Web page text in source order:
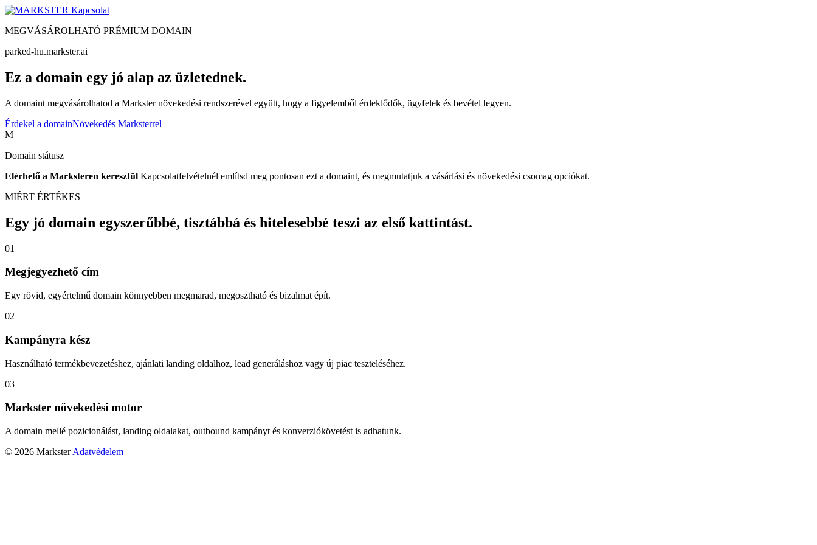
Kapcsolat
MEGVÁSÁROLHATÓ PRÉMIUM DOMAIN
parked-hu.markster.ai
Ez a domain egy jó alap az üzletednek.
A domaint megvásárolhatod a Markster növekedési rendszerével együtt, hogy a figyelemből érdeklődők, ügyfelek és bevétel legyen.
Érdekel a domainNövekedés Marksterrel
M
Domain státusz
Elérhető a Marksteren keresztül Kapcsolatfelvételnél említsd meg pontosan ezt a domaint, és megmutatjuk a vásárlási és növekedési csomag opciókat.
MIÉRT ÉRTÉKES
Egy jó domain egyszerűbbé, tisztábbá és hitelesebbé teszi az első kattintást.
01
Megjegyezhető cím
Egy rövid, egyértelmű domain könnyebben megmarad, megosztható és bizalmat épít.
02
Kampányra kész
Használható termékbevezetéshez, ajánlati landing oldalhoz, lead generáláshoz vagy új piac teszteléséhez.
03
Markster növekedési motor
A domain mellé pozicionálást, landing oldalakat, outbound kampányt és konverziókövetést is adhatunk.
© 2026 Markster Adatvédelem